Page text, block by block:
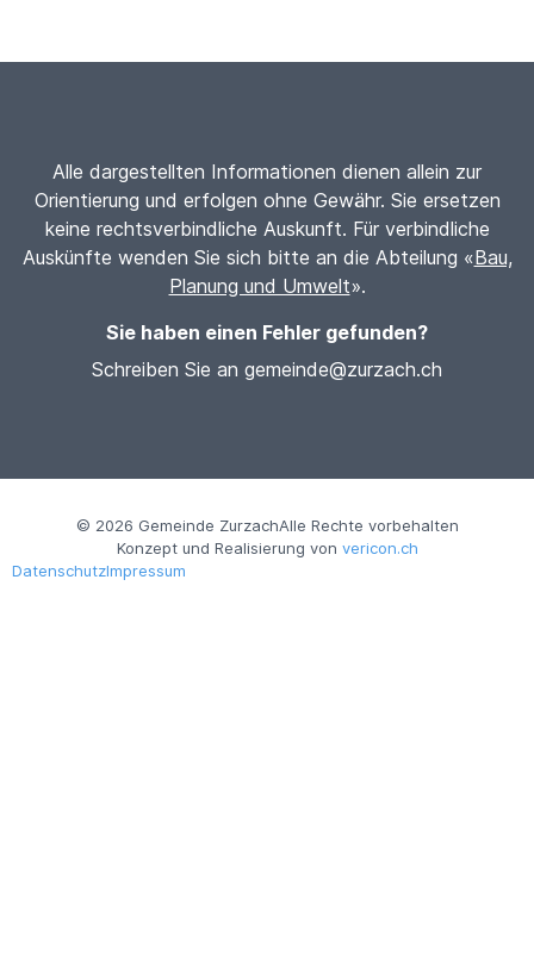
Alle dargestellten Informationen dienen allein zur
Orientierung und erfolgen ohne Gewähr. Sie ersetzen
keine rechtsverbindliche Auskunft. Für verbindliche
Auskünfte wenden Sie sich bitte an die Abteilung «Bau,
Planung und Umwelt».
Sie haben einen Fehler gefunden?
Schreiben Sie an gemeinde@zurzach.ch
© 2026 Gemeinde ZurzachAlle Rechte vorbehalten
Konzept und Realisierung von vericon.ch
DatenschutzImpressum